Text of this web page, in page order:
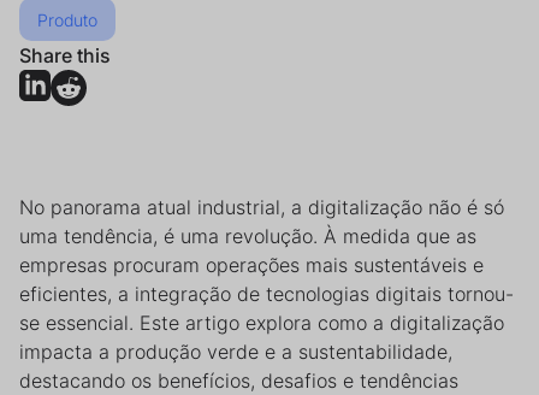
Produto
Share this
No panorama atual industrial, a digitalização não é só
uma tendência, é uma revolução. À medida que as
empresas procuram operações mais sustentáveis e
eficientes, a integração de tecnologias digitais tornou-
se essencial. Este artigo explora como a digitalização
impacta a produção verde e a sustentabilidade,
destacando os benefícios, desafios e tendências